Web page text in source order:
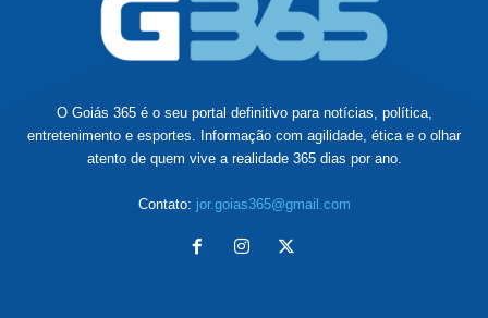
O Goiás 365 é o seu portal definitivo para notícias, política,
entretenimento e esportes. Informação com agilidade, ética e o olhar
atento de quem vive a realidade 365 dias por ano.
Contato: jor.goias365@gmail.com